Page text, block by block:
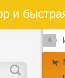
и
0